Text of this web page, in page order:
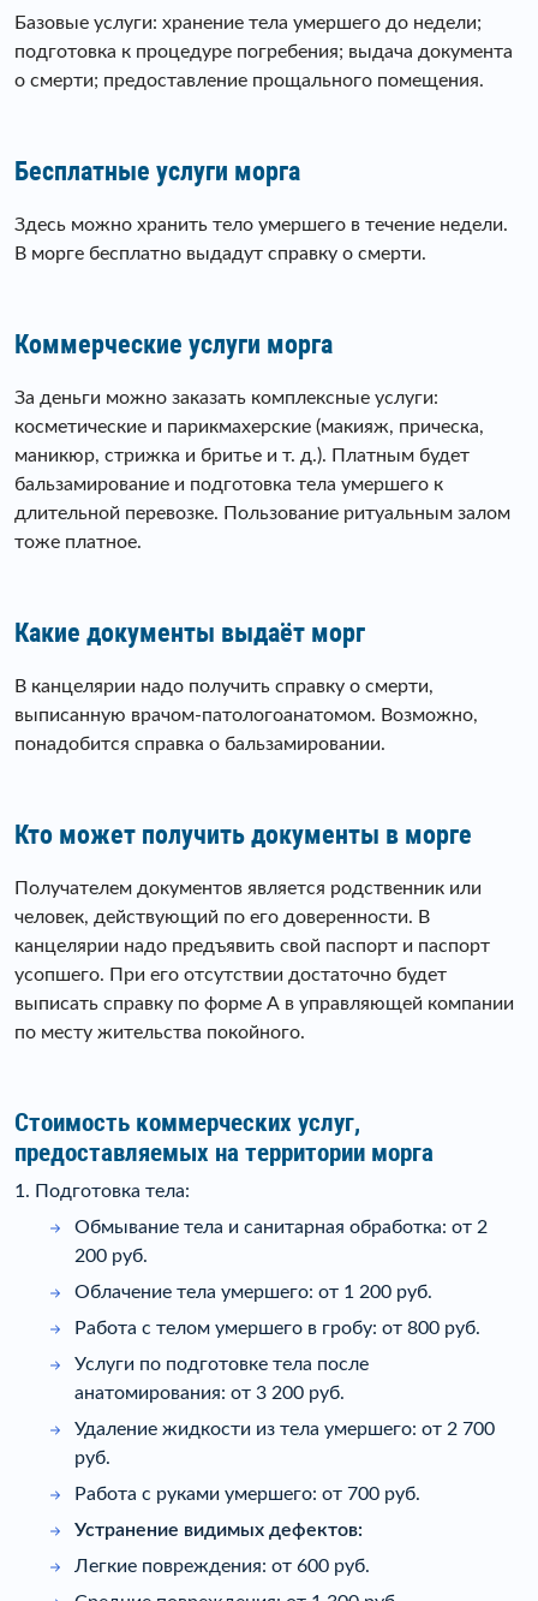
Базовые услуги: хранение тела умершего до недели;
подготовка к процедуре погребения; выдача документа
о смерти; предоставление прощального помещения.
Бесплатные услуги морга
Здесь можно хранить тело умершего в течение недели.
В морге бесплатно выдадут справку о смерти.
Коммерческие услуги морга
За деньги можно заказать комплексные услуги:
косметические и парикмахерские (макияж, прическа,
маникюр, стрижка и бритье и т. д.). Платным будет
бальзамирование и подготовка тела умершего к
длительной перевозке. Пользование ритуальным залом
тоже платное.
Какие документы выдаёт морг
В канцелярии надо получить справку о смерти,
выписанную врачом-патологоанатомом. Возможно,
понадобится справка о бальзамировании.
Кто может получить документы в морге
Получателем документов является родственник или
человек, действующий по его доверенности. В
канцелярии надо предъявить свой паспорт и паспорт
усопшего. При его отсутствии достаточно будет
выписать справку по форме А в управляющей компании
по месту жительства покойного.
Стоимость коммерческих услуг,
предоставляемых на территории морга
1. Подготовка тела:
Обмывание тела и санитарная обработка: от 2
200 руб.
Облачение тела умершего: от 1 200 руб.
Работа с телом умершего в гробу: от 800 руб.
Услуги по подготовке тела после
анатомирования: от 3 200 руб.
Удаление жидкости из тела умершего: от 2 700
руб.
Работа с руками умершего: от 700 руб.
Устранение видимых дефектов:
Легкие повреждения: от 600 руб.